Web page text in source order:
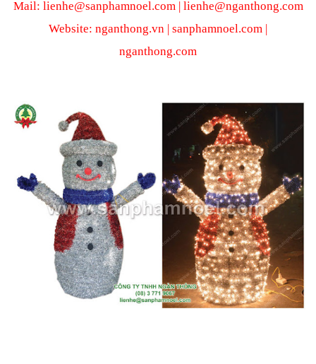
Mail: lienhe@sanphamnoel.com | lienhe@nganthong.com
Website: nganthong.vn | sanphamnoel.com |
nganthong.com